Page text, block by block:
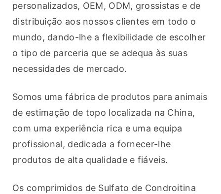
personalizados, OEM, ODM, grossistas e de
distribuição aos nossos clientes em todo o
mundo, dando-lhe a flexibilidade de escolher
o tipo de parceria que se adequa às suas
necessidades de mercado.
Somos uma fábrica de produtos para animais
de estimação de topo localizada na China,
com uma experiência rica e uma equipa
profissional, dedicada a fornecer-lhe
produtos de alta qualidade e fiáveis.
Os comprimidos de Sulfato de Condroitina